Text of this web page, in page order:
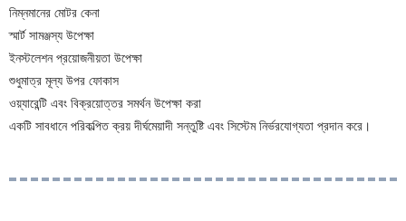
নিম্নমানের মোটর কেনা
স্মার্ট সামঞ্জস্য উপেক্ষা
ইনস্টলেশন প্রয়োজনীয়তা উপেক্ষা
শুধুমাত্র মূল্য উপর ফোকাস
ওয়্যারেন্টি এবং বিক্রয়োত্তর সমর্থন উপেক্ষা করা
একটি সাবধানে পরিকল্পিত ক্রয় দীর্ঘমেয়াদী সন্তুষ্টি এবং সিস্টেম নির্ভরযোগ্যতা প্রদান করে।